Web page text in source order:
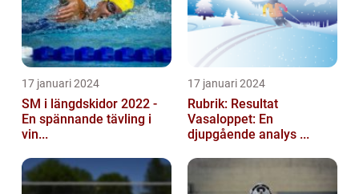
17 januari 2024
SM i längdskidor 2022 -
En spännande tävling i
vin...
17 januari 2024
Rubrik: Resultat
Vasaloppet: En
djupgående analys ...